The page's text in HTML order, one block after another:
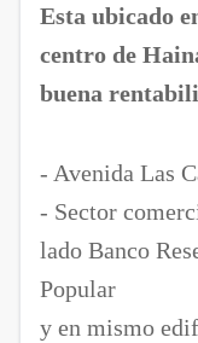
Esta ubicado
centro de
buena
- Avenida Las
- Sector
lado Banco
Popular
y en mismo